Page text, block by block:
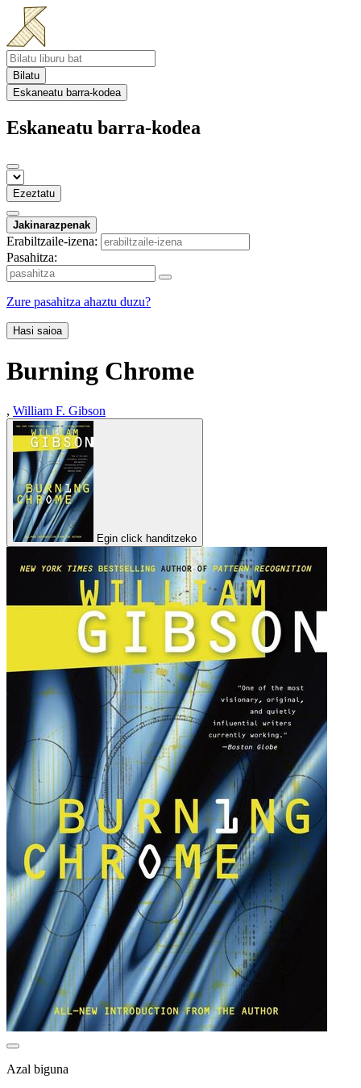
Bilatu
Eskaneatu barra-kodea
Eskaneatu barra-kodea
Ezeztatu
Jakinarazpenak
Erabiltzaile-izena:
Pasahitza:
Zure pasahitza ahaztu duzu?
Hasi saioa
Burning Chrome
, William F. Gibson
Egin click handitzeko
Azal biguna